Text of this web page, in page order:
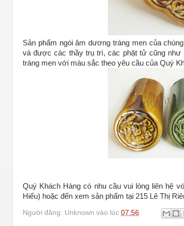
Sản phẩm ngói âm dương tráng men của
và được các thầy trụ trì, các phật tử cũng như
tráng men với màu sắc theo yêu cầu của Quý
Quý Khách Hàng có nhu cầu vui lòng liên hệ
Hiếu) hoặc đến xem sản phẩm tại 215 Lê Thị
Người đăng: Unknown vào lúc 07:56